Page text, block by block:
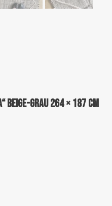
Beige-Grau 264 × 187 cm